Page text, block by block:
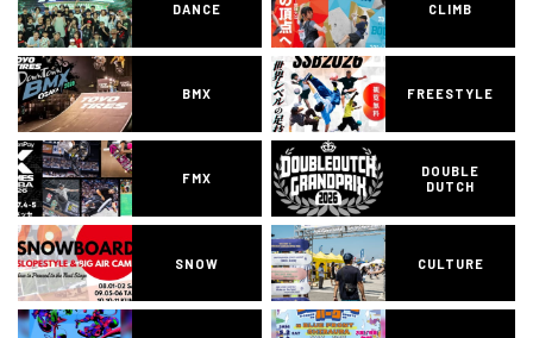
DANCE CLIMB
BMX FREESTYLE
FMX
DOUBLE
DUTCH
SNOW CULTURE